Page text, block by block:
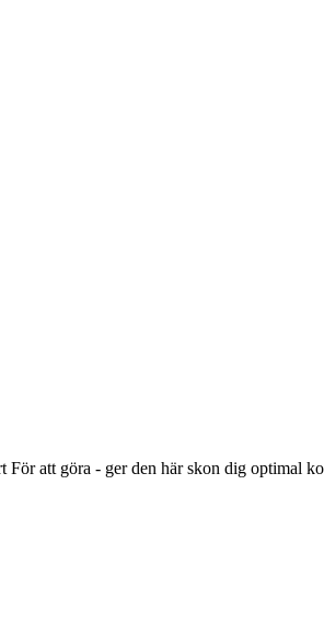
att göra - ger den här skon dig optimal